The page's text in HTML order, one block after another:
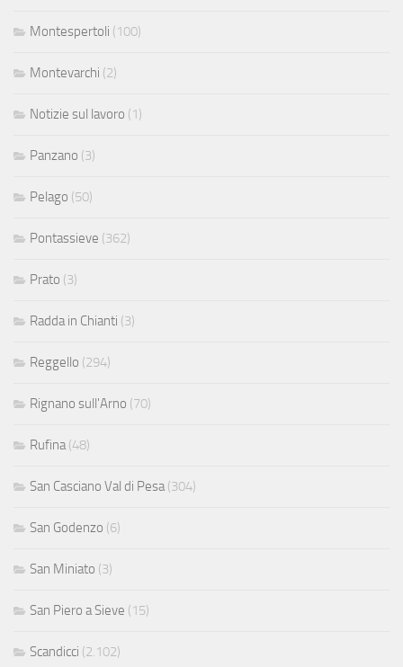
Montespertoli (100)
Montevarchi (2)
Notizie sul lavoro (1)
Panzano (3)
Pelago (50)
Pontassieve (362)
Prato (3)
Radda in Chianti (3)
Reggello (294)
Rignano sull'Arno (70)
Rufina(48)
San Casciano Val di Pesa(304)
San Godenzo (6)
San Miniato (3)
San Piero a Sieve (15)
Scandicci (2.102)